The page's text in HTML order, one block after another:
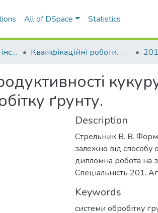
All of DSpace Statistics
Навчально-науковий інститут агротехнологій, селекції та екології Кваліфікаційні роботи. ННІ агротехнологій, селекції та екології
ґрунту.
Description
Стрельник В. В.
залежно від способу
дипломна робота на
Спеціальність 201.
Keywords
системи обробітку